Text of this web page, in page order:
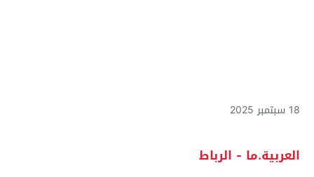
18 سبتمبر 2025
العربية.ما - الرباط